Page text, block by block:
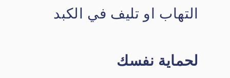
التهاب او تليف في الكبد
لحماية نفسك